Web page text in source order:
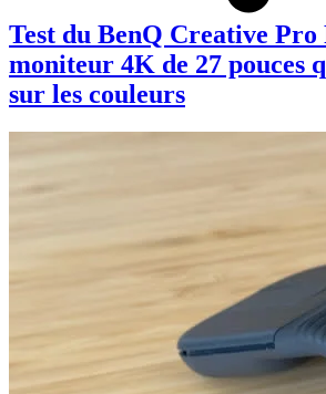
Test du BenQ Creative Pro
moniteur 4K de 27 pouces
sur les couleurs